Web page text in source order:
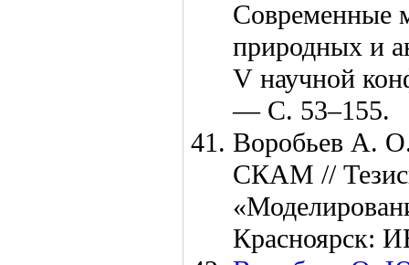
Современные
природных и
V научной
— С. 53–155.
Воробьев А.
СКАМ //